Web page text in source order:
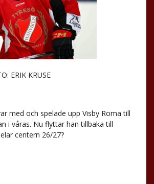
ERIK KRUSE
med och spelade upp Visby Roma till
i våras. Nu flyttar han tillbaka till
centern 26/27?